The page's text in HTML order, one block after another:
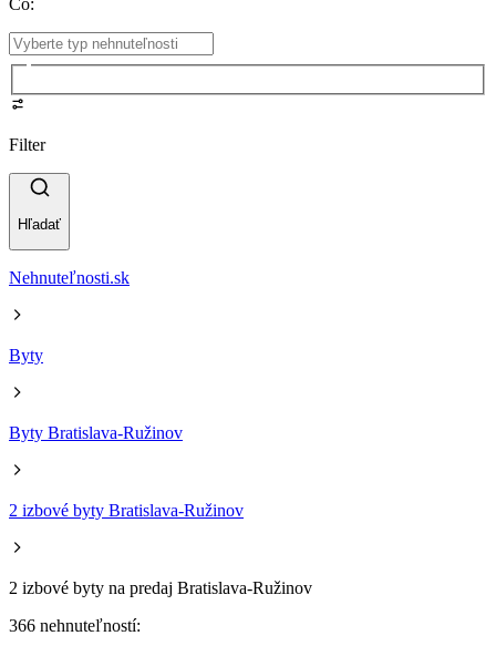
Čo:
Filter
Hľadať
Nehnuteľnosti.sk
Byty
Byty Bratislava-Ružinov
2 izbové byty Bratislava-Ružinov
2 izbové byty na predaj Bratislava-Ružinov
366 nehnuteľností: